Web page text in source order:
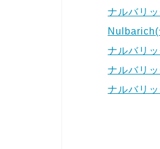
ナルバリ
Nulbarich(
ナルバリ
ナルバリ
ナルバリ